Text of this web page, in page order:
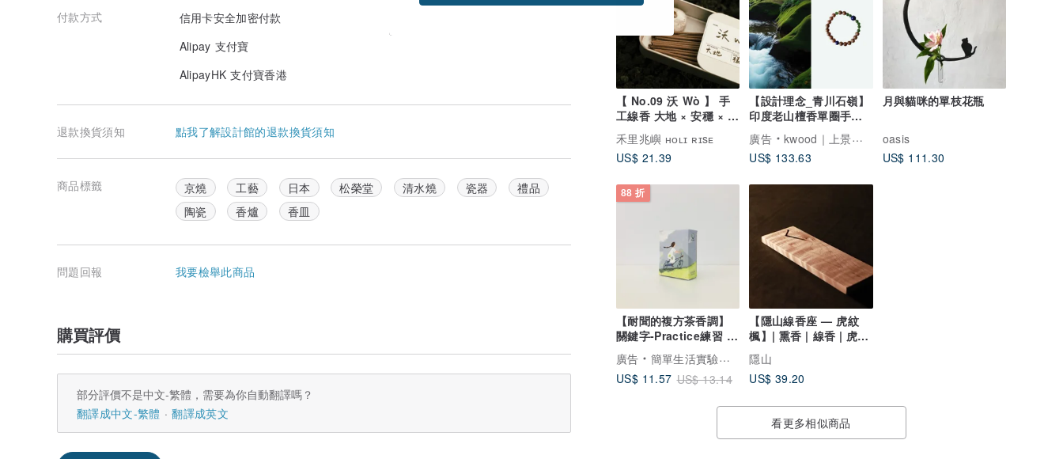
【 No.09 沃 Wò 】 手
工線香 大地 × 安穩 × 醇
厚扎根
禾里兆嶼 ʜᴏʟɪ ʀɪsᴇ
US$ 21.39
【設計理念_青川石嶺】
印度老山檀香單圈手串
8mm(送養珠粉/玻璃罐
廣告
kwood｜上景沉香｜純淨原始
US$ 133.63
月與貓咪的單枝花瓶
oasis
US$ 111.30
88 折
【耐聞的複方茶香調】
關鍵字-Practice練習 /
伯爵茶+小黃瓜
廣告
簡單生活實驗室 Simple Life Laboratory
US$ 11.57 US$ 13.14
【隱山線香座 — 虎紋
楓】| 熏香 | 線香 | 虎紋
楓
隱山
US$ 39.20
看更多相似商品
付款方式
信用卡安全加密付款
Alipay 支付寶
AlipayHK 支付寶香港
退款換貨須知 點我了解設計館的退款換貨須知
商品標籤 京燒 工藝 日本 松榮堂 清水燒 瓷器
禮品
陶瓷
香爐 香皿
問題回報 我要檢舉此商品
購買評價
部分評價不是中文-繁體，需要為你自動翻譯嗎？
翻譯成中文-繁體
翻譯成英文